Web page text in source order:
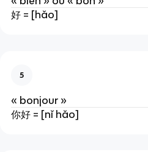
好 = [hǎo]
5
« bonjour »
你好 = [nǐ hǎo]